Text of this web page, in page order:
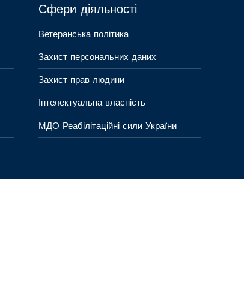
Сфери діяльності
Ветеранська політика
Захист персональних даних
Захист прав людини
Інтелектуальна власність
МДО Реабілітаційні сили України